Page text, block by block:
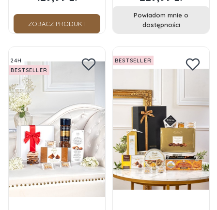
ZOBACZ PRODUKT
Powiadom mnie o
dostępności
24H
BESTSELLER
BESTSELLER